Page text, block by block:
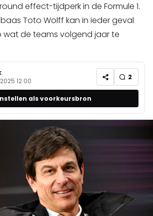
effect-tijdperk in de Formule 1.
Toto Wolff kan in ieder geval
de teams volgend jaar te
12:00 2
als voorkeursbron